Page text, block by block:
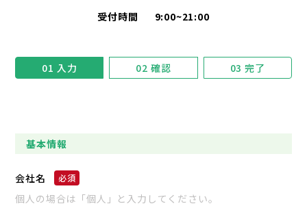
受付時間 9:00~21:00
01 入力 02 確認 03 完了
基本情報
会社名
個人の場合は「個人」と入力してください。